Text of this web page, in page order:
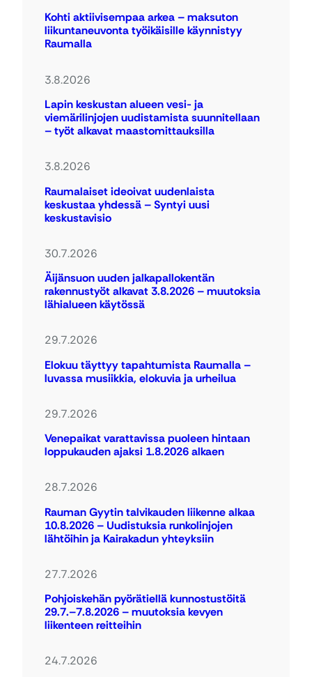
Kohti aktiivisempaa arkea – maksuton
liikuntaneuvonta työikäisille käynnistyy
Raumalla
3.8.2026
Lapin keskustan alueen vesi- ja
viemärilinjojen uudistamista suunnitellaan
– työt alkavat maastomittauksilla
3.8.2026
Raumalaiset ideoivat uudenlaista
keskustaa yhdessä – Syntyi uusi
keskustavisio
30.7.2026
Äijänsuon uuden jalkapallokentän
rakennustyöt alkavat 3.8.2026 – muutoksia
lähialueen käytössä
29.7.2026
Elokuu täyttyy tapahtumista Raumalla –
luvassa musiikkia, elokuvia ja urheilua
29.7.2026
Venepaikat varattavissa puoleen hintaan
loppukauden ajaksi 1.8.2026 alkaen
28.7.2026
Rauman Gyytin talvikauden liikenne alkaa
10.8.2026 – Uudistuksia runkolinjojen
lähtöihin ja Kairakadun yhteyksiin
27.7.2026
Pohjoiskehän pyörätiellä kunnostustöitä
29.7.–7.8.2026 – muutoksia kevyen
liikenteen reitteihin
24.7.2026